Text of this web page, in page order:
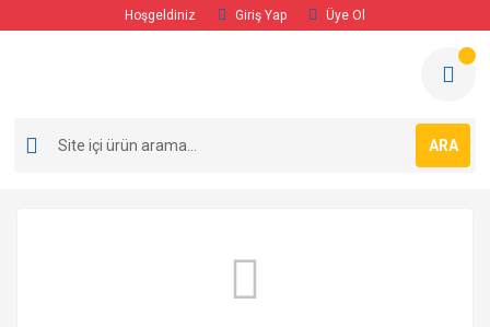
Hoşgeldiniz Giriş Yap Üye Ol
ARA